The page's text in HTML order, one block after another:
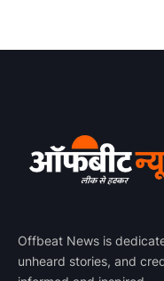
Offbeat News is
unheard stories, and